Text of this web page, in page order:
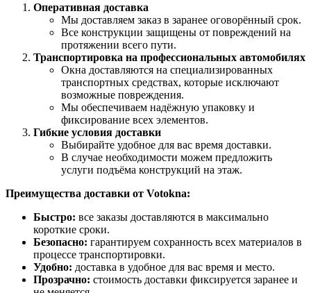
Оперативная доставка
Мы доставляем заказ в заранее оговорённый срок.
Все конструкции защищены от повреждений на
протяжении всего пути.
Транспортировка на профессиональных автомобилях
Окна доставляются на специализированных
транспортных средствах, которые исключают
возможные повреждения.
Мы обеспечиваем надёжную упаковку и
фиксирование всех элементов.
Гибкие условия доставки
Выбирайте удобное для вас время доставки.
В случае необходимости можем предложить
услуги подъёма конструкций на этаж.
Преимущества доставки от Votokna:
Быстро: все заказы доставляются в максимально
короткие сроки.
Безопасно: гарантируем сохранность всех материалов в
процессе транспортировки.
Удобно: доставка в удобное для вас время и место.
Прозрачно: стоимость доставки фиксируется заранее и